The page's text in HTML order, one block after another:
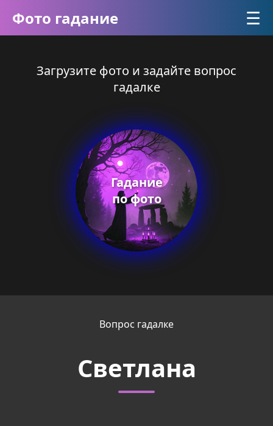
Фото гадание ☰
Загрузите фото и задайте вопрос
гадалке
Гадание
по фото
Вопрос гадалке
Светлана